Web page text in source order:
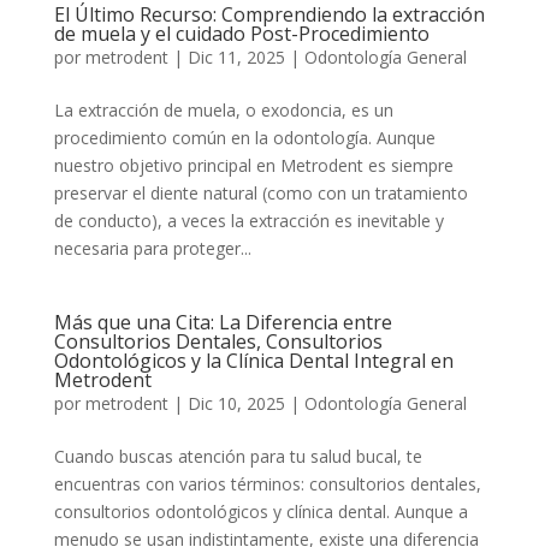
El Último Recurso: Comprendiendo la extracción
de muela y el cuidado Post-Procedimiento
por metrodent| Dic 11, 2025 | Odontología General
La extracción de muela, o exodoncia, es un
procedimiento común en la odontología. Aunque
nuestro objetivo principal en Metrodent es siempre
preservar el diente natural (como con un tratamiento
de conducto), a veces la extracción es inevitable y
necesaria para proteger...
Más que una Cita: La Diferencia entre
Consultorios Dentales, Consultorios
Odontológicos y la Clínica Dental Integral en
Metrodent
por metrodent| Dic 10, 2025 | Odontología General
Cuando buscas atención para tu salud bucal, te
encuentras con varios términos: consultorios dentales,
consultorios odontológicos y clínica dental. Aunque a
menudo se usan indistintamente, existe una diferencia